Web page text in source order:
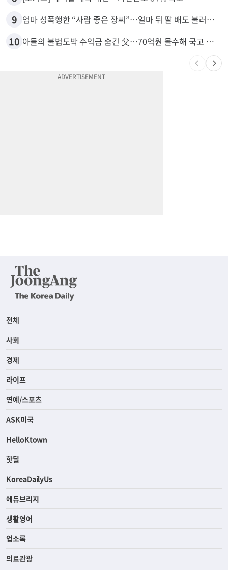
9 엄마 성폭행한 “사람 좋은 장씨”…얼마 뒤 딸 배도 불러왔다
10 아들의 불법도박 수익금 숨긴 父…70억원 몰수해 국고 귀속
전체
사회
경제
라이프
연예/스포츠
ASK미국
HelloKtown
핫딜
KoreaDailyUs
에듀브리지
생활영어
업소록
의료관광